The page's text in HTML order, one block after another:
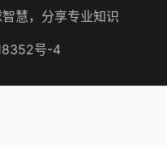
慧，分享专业知识
号-4